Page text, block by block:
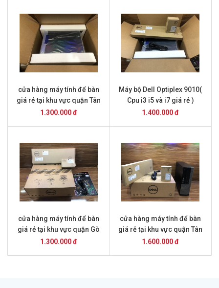
cửa hàng máy tính để bàn
giá rẻ tại khu vực quận Tân
Bình ,thành phố Hồ Chí Minh
1.300.000 đ
Máy bộ Dell Optiplex 9010(
Cpu i3 i5 và i7 giá rẻ )
1.400.000 đ
cửa hàng máy tính để bàn
giá rẻ tại khu vực quận Gò
Vấp ,thành phố Hồ Chí Minh
1.300.000 đ
cửa hàng máy tính để bàn
giá rẻ tại khu vực quận Tân
Phú ,thành phố Hồ Chí Minh
1.600.000 đ